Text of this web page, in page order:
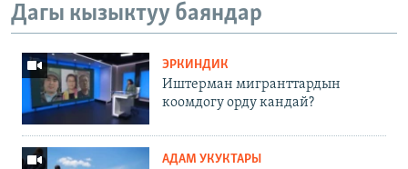
Дагы кызыктуу баяндар
ЭРКИНДИК
Иштерман мигранттардын
коомдогу орду кандай?
АДАМ УКУКТАРЫ